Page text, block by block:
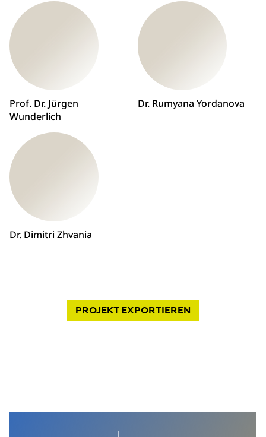
Prof. Dr. Jürgen
Wunderlich
Dr. Rumyana Yordanova
Dr. Dimitri Zhvania
PROJEKTEXPORTIEREN